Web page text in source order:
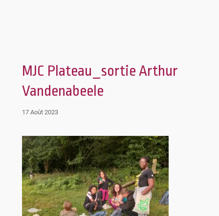
MJC Plateau_sortie Arthur
Vandenabeele
17 Août 2023